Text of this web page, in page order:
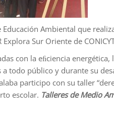
Ambiental que
Sur Oriente de
con la eﬁciencia
todo público y durante su
participo con su taller
escolar. Talleres de Medio